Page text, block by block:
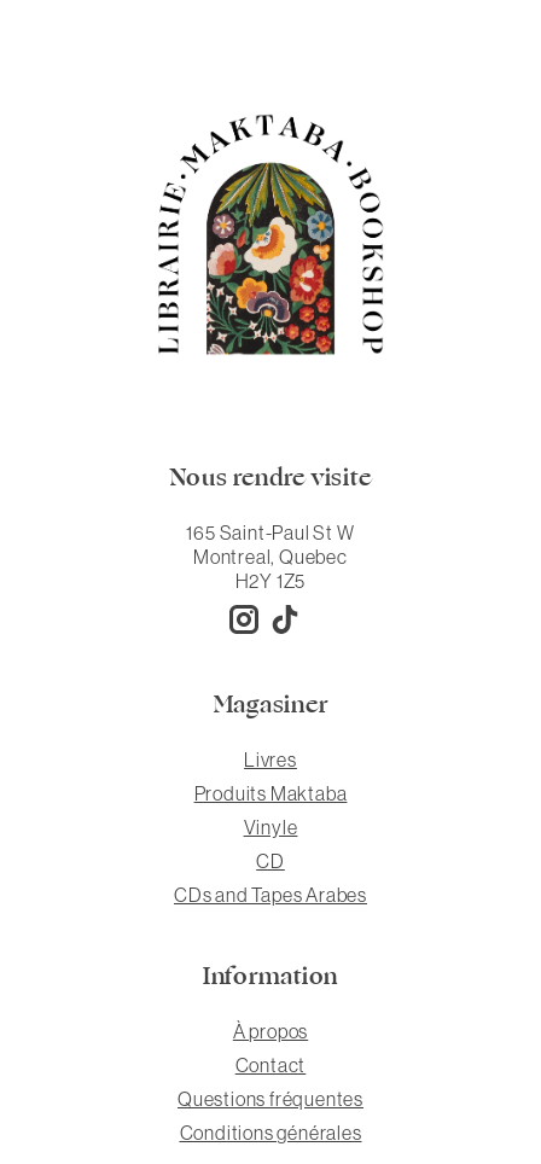
Nous rendre visite
165 Saint-Paul St W
Montreal, Quebec
H2Y 1Z5
Magasiner
Livres
Produits Maktaba
Vinyle
CD
CDs and Tapes Arabes
Information
À propos
Contact
Questions fréquentes
Conditions générales